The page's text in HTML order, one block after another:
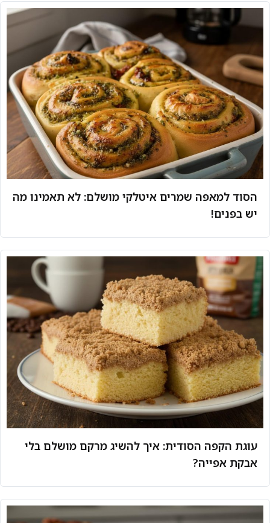
הסוד למאפה שמרים איטלקי מושלם: לא תאמינו מה
יש בפנים!
עוגת הקפה הסודית: איך להשיג מרקם מושלם בלי
אבקת אפייה?